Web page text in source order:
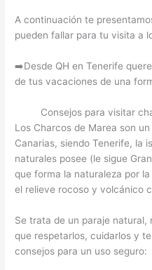
A continuación te
pueden fallar para tu visita
➡️Desde QH en Tenerife
de tus vacaciones de una
Consejos para visitar
Los Charcos de Marea son
Canarias, siendo Tenerife, la
naturales posee (le sigue
que forma la naturaleza por
el relieve rocoso y volcánico
Se trata de un paraje natural,
que respetarlos, cuidarlos y
consejos para un uso seguro: